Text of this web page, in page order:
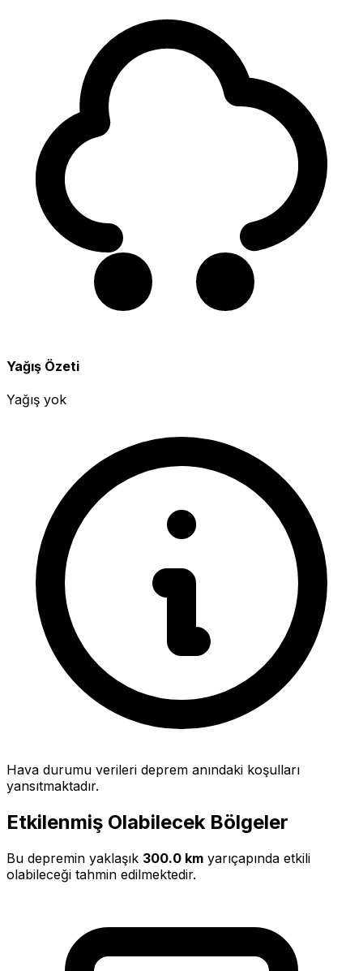
Yağış Özeti
Yağış yok
Hava durumu verileri deprem anındaki koşulları
yansıtmaktadır.
Etkilenmiş Olabilecek Bölgeler
Bu depremin yaklaşık 300.0 km yarıçapında etkili
olabileceği tahmin edilmektedir.